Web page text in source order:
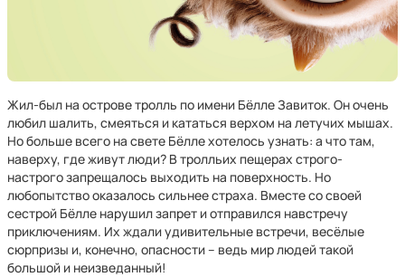
Жил-был на острове тролль по имени Бёлле Завиток. Он очень
любил шалить, смеяться и кататься верхом на летучих мышах.
Но больше всего на свете Бёлле хотелось узнать: а что там,
наверху, где живут люди? В тролльих пещерах строго-
настрого запрещалось выходить на поверхность. Но
любопытство оказалось сильнее страха. Вместе со своей
сестрой Бёлле нарушил запрет и отправился навстречу
приключениям. Их ждали удивительные встречи, весёлые
сюрпризы и, конечно, опасности – ведь мир людей такой
большой и неизведанный!